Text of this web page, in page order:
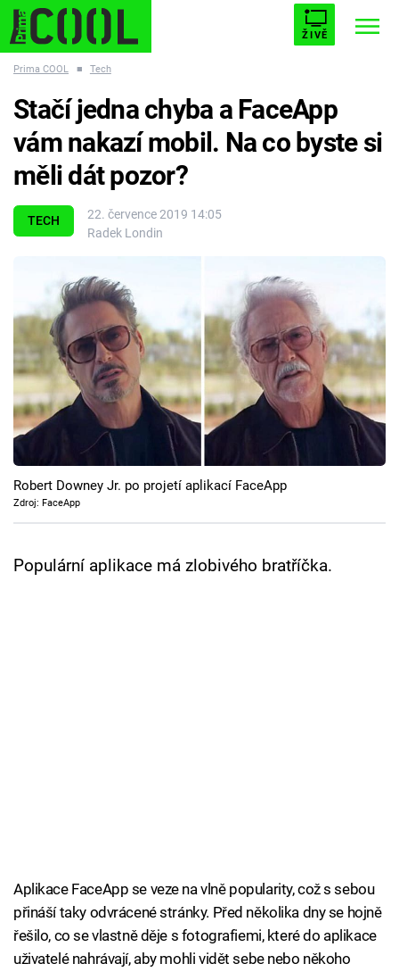
ŽIVĚ
ESCAPE PLNEJ KOTEL AVENGERS 5
Témata
Filmy
Seriály
Hry
Cool Esport
Pořady
TV Program
Prima COOL ■ Tech
TECH
22. července 2019 14:05
Radek Londin
Stačí jedna chyba a FaceApp
vám nakazí mobil. Na co byste si
měli dát pozor?
Robert Downey Jr. po projetí aplikací FaceApp
Zdroj: FaceApp
Populární aplikace má zlobivého bratříčka.
Aplikace FaceApp se veze na vlně popularity, což s sebou
přináší taky odvrácené stránky. Před několika dny se hojně
řešilo, co se vlastně děje s fotografiemi, které do aplikace
uživatelé nahrávají, aby mohli vidět sebe nebo někoho